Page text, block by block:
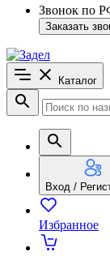
Звонок по
Заказать
Каталог
Вход /
Избранное